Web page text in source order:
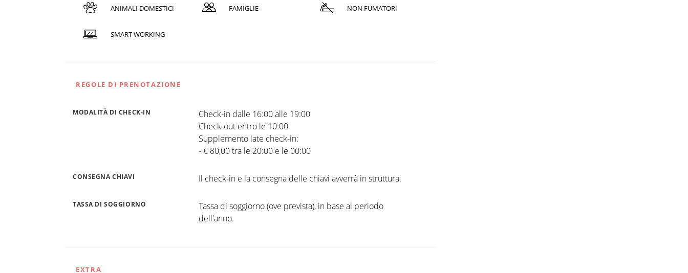
ANIMALI DOMESTICI FAMIGLIE NON FUMATORI
SMART WORKING
REGOLE DI PRENOTAZIONE
MODALITÀ DI CHECK-IN
Check-in dalle 16:00 alle 19:00
Check-out entro le 10:00
Supplemento late check-in:
- € 80,00 tra le 20:00 e le 00:00
CONSEGNA CHIAVI Il check-in e la consegna delle chiavi avverrà in struttura.
TASSA DI SOGGIORNO
Tassa di soggiorno (ove prevista), in base al periodo
dell'anno.
EXTRA